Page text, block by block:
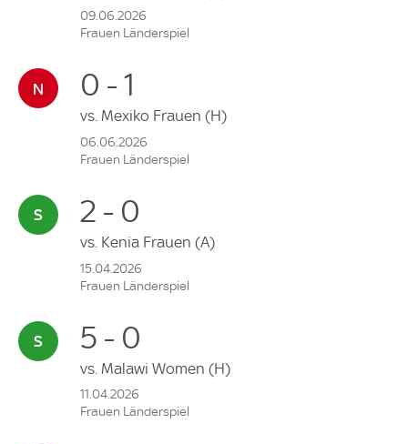
09.06.2026
Frauen Länderspiel
0 - 1
vs. Mexiko Frauen (H)
06.06.2026
Frauen Länderspiel
2 - 0
vs. Kenia Frauen (A)
15.04.2026
Frauen Länderspiel
5 - 0
vs. Malawi Women (H)
11.04.2026
Frauen Länderspiel